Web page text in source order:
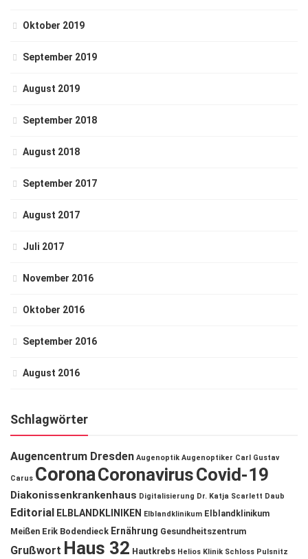
Oktober 2019
September 2019
August 2019
September 2018
August 2018
September 2017
August 2017
Juli 2017
November 2016
Oktober 2016
September 2016
August 2016
Schlagwörter
Augencentrum Dresden Augenoptik Augenoptiker Carl Gustav
Carus CoronaCoronavirusCovid-19
Diakonissenkrankenhaus Digitalisierung Dr. Katja Scarlett Daub
Editorial ELBLANDKLINIKEN Elblandklinikum Elblandklinikum
Meißen Erik Bodendieck Ernährung Gesundheitszentrum
Grußwort Haus 32 Hautkrebs Helios Klinik Schloss Pulsnitz